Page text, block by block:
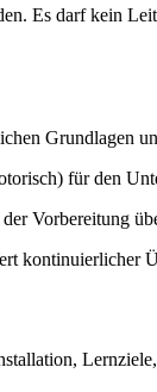
Es darf kein
Grundlagen
für den
Vorbereitung
kontinuierlicher